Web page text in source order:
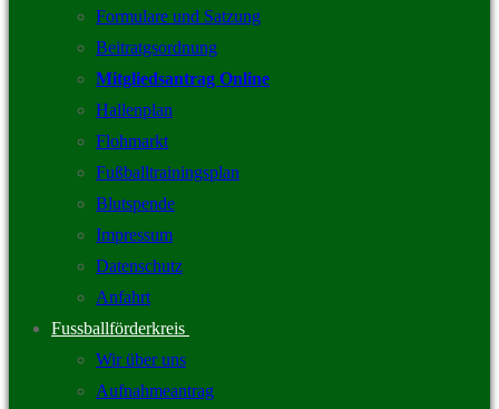
Formulare und Satzung
Beitratgsordnung
Mitgliedsantrag Online
Hallenplan
Flohmarkt
Fußballtrainingsplan
Blutspende
Impressum
Datenschutz
Anfahrt
Fussballförderkreis
Wir über uns
Aufnahmeantrag